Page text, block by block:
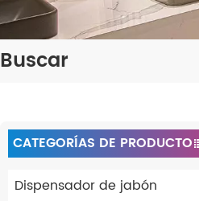
Buscar
CATEGORÍAS DE PRODUCTO
Dispensador de jabón